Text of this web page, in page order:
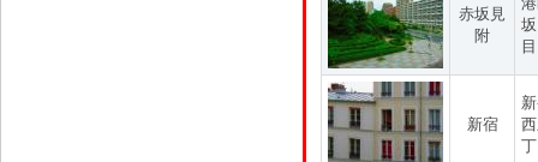
赤坂見
附
目
新宿